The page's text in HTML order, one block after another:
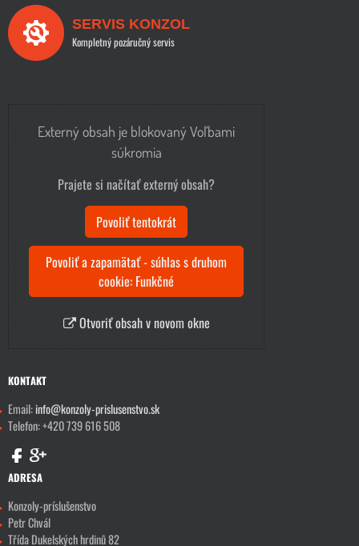
SERVIS KONZOL
Kompletný pozáručný servis
Externý obsah je blokovaný Voľbami
súkromia
Prajete si načítať externý obsah?
Povoliť tentokrát
Povoliť a zapamätať - súhlas s druhom
cookie: Funkčné
Otvoriť obsah v novom okne
KONTAKT
Email:info@konzoly-prislusenstvo.sk
Telefon: +420 739 616 508
ADRESA
Konzoly-príslušenstvo
Petr Chvál
Třída Dukelských hrdinů 82